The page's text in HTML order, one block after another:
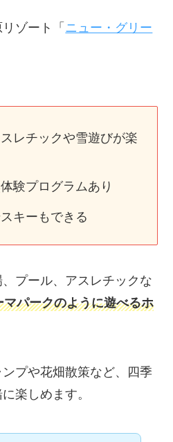
ゾート「 ニュー・グリー
レチックや雪遊びが楽
験プログラムあり
キーもできる
プール、アスレチックな
マパークのように遊べるホ
プや花畑散策など、四季
楽しめます。